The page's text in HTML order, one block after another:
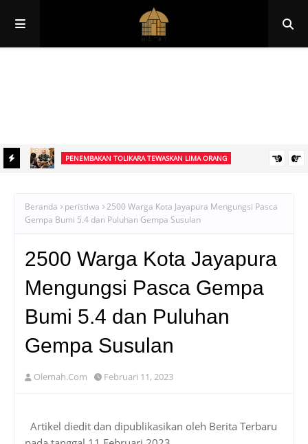
PENEMBAKAN TOLIKARA TEWASKAN LIMA ORANG
Beranda peristiwa
2500 Warga Kota Jayapura Mengungsi Pasca
Gempa Bumi 5.4 dan Puluhan Gempa Susulan
2500 Warga Kota Jayapura
Mengungsi Pasca Gempa
Bumi 5.4 dan Puluhan
Gempa Susulan
Olemah.Com Februari 11, 2023
Artikel diedit dan dipublikasikan oleh Berita Terbaru